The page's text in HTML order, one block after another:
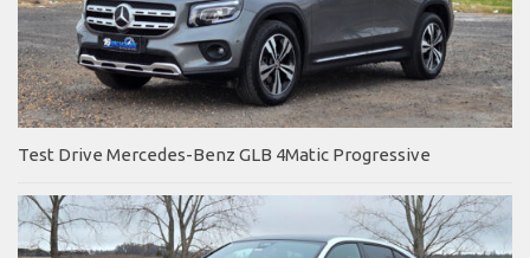
Test Drive Mercedes-Benz GLB 4Matic Progressive